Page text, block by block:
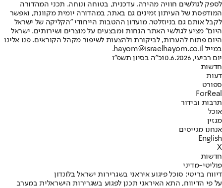
לספק לגולשים חוויה מהירה, עדכנית, בטוחה ונוחה. תכני המהדורה
המודפסת של העיתון זמינים גם באתר, במהדורה יומית מקוונת, ואפשר
לקבל אותם גם בניוזלטר. מועדון ההטבות הייחודי "הקליקה של ישראל
היום" מציע לגולשי האתר הנחות ומבצעים על מוצרים ושירותים. ישראל
היום פתוח להערות, לביקורת ולהצעות לשיפור מקהל הקוראים. פנו אלינו
במייל hayom@israelhayom.co.il.
יום רביעי, 10.6.2026
כ"ה בסיון תשפ"ו
חדשות
דעות
ספורט
ForReal
תרבות ובידור
אוכל
מגזין
אנחנו מגייסים
English
X
חדשות
פוליטי-מדיני
דיווח בריטי: סוכל פיגוע איראני בשגרירות ישראל בלונדון
על פי הדיווח, התא האיראני תכנן לפגוע בשגרירות הישראלית במערב